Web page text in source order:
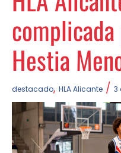
Hestia
destacado, HLA Alicante / 3